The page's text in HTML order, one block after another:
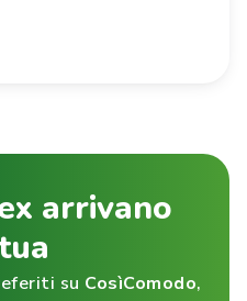
arrivano
su CosìComodo,